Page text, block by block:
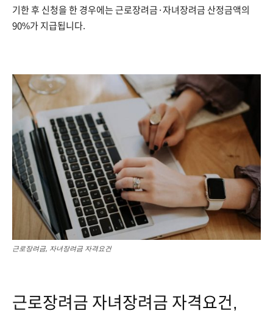
기한 후 신청을 한 경우에는 근로장려금·자녀장려금 산정금액의
90%가 지급됩니다.
근로장려금, 자녀장려금 자격요건
근로장려금 자녀장려금 자격요건,